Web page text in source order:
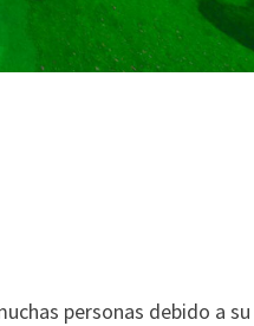
personas debido a su